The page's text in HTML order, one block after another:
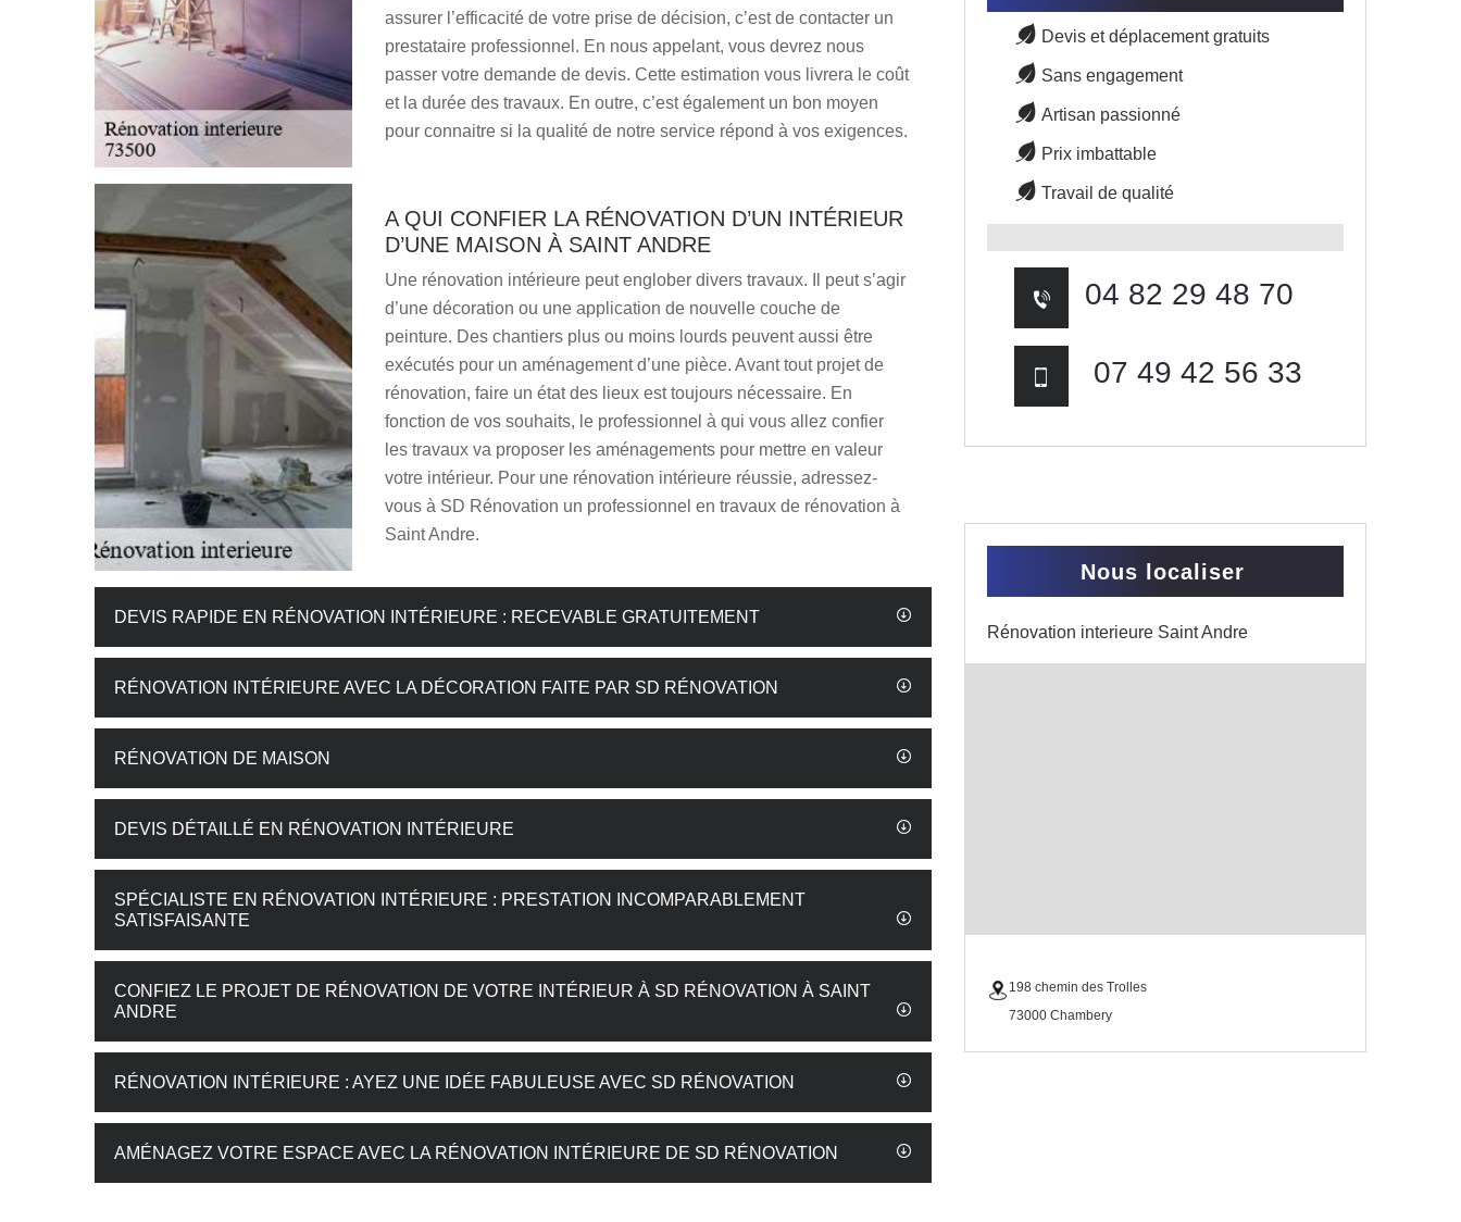
assurer l’efficacité de votre prise de décision, c’est de contacter un
prestataire professionnel. En nous appelant, vous devrez nous
passer votre demande de devis. Cette estimation vous livrera le coût
et la durée des travaux. En outre, c’est également un bon moyen
pour connaitre si la qualité de notre service répond à vos exigences.
A QUI CONFIER LA RÉNOVATION D’UN INTÉRIEUR
D’UNE MAISON À SAINT ANDRE
Une rénovation intérieure peut englober divers travaux. Il peut s’agir
d’une décoration ou une application de nouvelle couche de
peinture. Des chantiers plus ou moins lourds peuvent aussi être
exécutés pour un aménagement d’une pièce. Avant tout projet de
rénovation, faire un état des lieux est toujours nécessaire. En
fonction de vos souhaits, le professionnel à qui vous allez confier
les travaux va proposer les aménagements pour mettre en valeur
votre intérieur. Pour une rénovation intérieure réussie, adressez-
vous à SD Rénovation un professionnel en travaux de rénovation à
Saint Andre.
DEVIS RAPIDE EN RÉNOVATION INTÉRIEURE : RECEVABLE GRATUITEMENT
RÉNOVATION INTÉRIEURE AVEC LA DÉCORATION FAITE PAR SD RÉNOVATION
RÉNOVATION DE MAISON
DEVIS DÉTAILLÉ EN RÉNOVATION INTÉRIEURE
SPÉCIALISTE EN RÉNOVATION INTÉRIEURE : PRESTATION INCOMPARABLEMENT
SATISFAISANTE
CONFIEZ LE PROJET DE RÉNOVATION DE VOTRE INTÉRIEUR À SD RÉNOVATION À SAINT
ANDRE
RÉNOVATION INTÉRIEURE : AYEZ UNE IDÉE FABULEUSE AVEC SD RÉNOVATION
AMÉNAGEZ VOTRE ESPACE AVEC LA RÉNOVATION INTÉRIEURE DE SD RÉNOVATION
Devis et déplacement gratuits
Sans engagement
Artisan passionné
Prix imbattable
Travail de qualité
04 82 29 48 70
07 49 42 56 33
Nous localiser
Rénovation interieure Saint Andre
198 chemin des Trolles
73000 Chambery